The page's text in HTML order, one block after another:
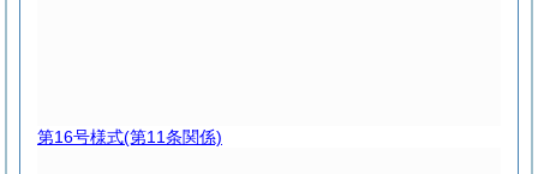
第16号様式(第11条関係)